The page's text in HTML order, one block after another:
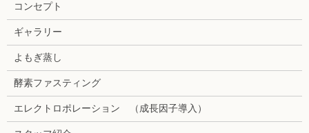
コンセプト
ギャラリー
よもぎ蒸し
酵素ファスティング
エレクトロポレーション （成長因子導入）